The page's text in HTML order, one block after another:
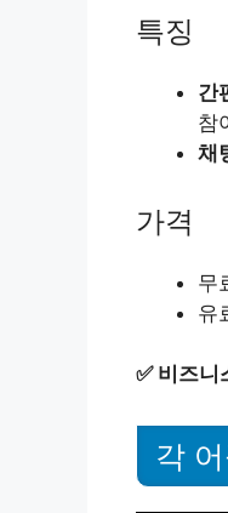
특징
간
참
채
가격
무
유
✅ 비즈니
각